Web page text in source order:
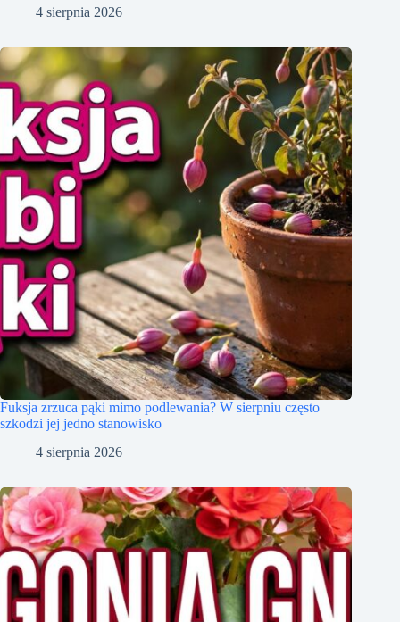
4 sierpnia 2026
Fuksja zrzuca pąki mimo podlewania? W sierpniu często
szkodzi jej jedno stanowisko
4 sierpnia 2026